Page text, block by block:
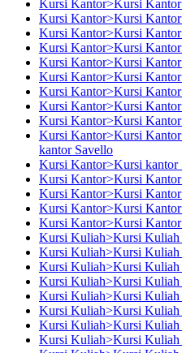
Kursi Kantor>Kursi
Kursi Kantor>Kursi Kantor
Kursi Kantor>Kursi Kantor
Kursi Kantor>Kursi
Kursi Kantor>Kursi
Kursi Kantor>Kursi
Kursi Kantor>Kursi
Kursi Kantor>Kursi
Kursi Kantor>Kursi Kantor
Kursi Kantor>Kursi
kantor Savello
Kursi Kantor>Kursi kantor
Kursi Kantor>Kursi Kantor
Kursi Kantor>Kursi Kantor
Kursi Kantor>Kursi
Kursi Kantor>Kursi Kantor
Kursi Kuliah>Kursi Kuliah
Kursi Kuliah>Kursi Kuliah
Kursi Kuliah>Kursi Kuliah
Kursi Kuliah>Kursi Kuliah
Kursi Kuliah>Kursi Kuliah
Kursi Kuliah>Kursi Kuliah
Kursi Kuliah>Kursi Kuliah
Kursi Kuliah>Kursi Kuliah